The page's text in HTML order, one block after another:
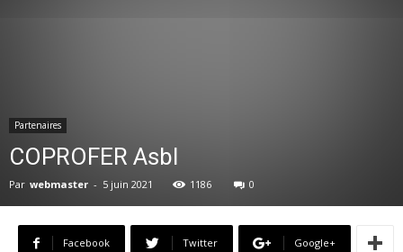
Partenaires
COPROFER Asbl
Par webmaster - 5 juin 2021 1186 0
Facebook Twitter Google+